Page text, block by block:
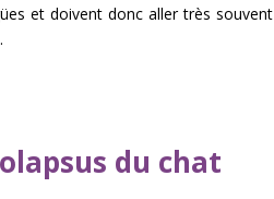
et doivent donc aller très souvent
du chat